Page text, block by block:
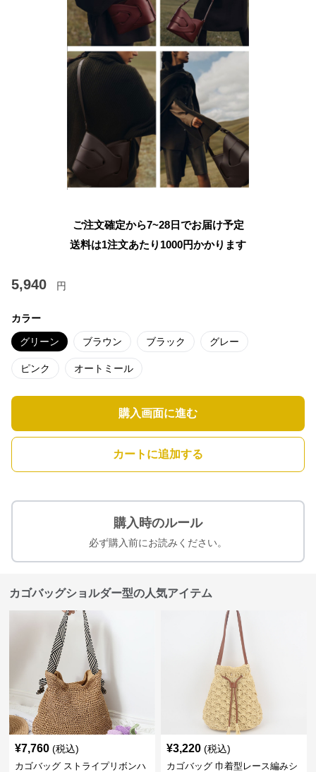
ご注文確定から7~28日でお届け予定
送料は1注文あたり 1000円かかります
5,940 円
カラー
グリーン ブラウン ブラック グレー
ピンク オートミール
購入画面に進む
カートに追加する
購入時のルール
必ず購入前にお読みください。
カゴバッグショルダー型の人気アイテム
¥7,760 (税込)
カゴバッグ ストライプリボンハ
¥3,220 (税込)
カゴバッグ 巾着型レース編みシ